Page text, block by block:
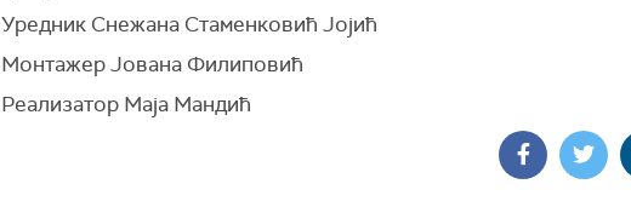
Уредник Снежана Стаменковић Јојић
Монтажер Јована Филиповић
Реализатор Маја Мандић